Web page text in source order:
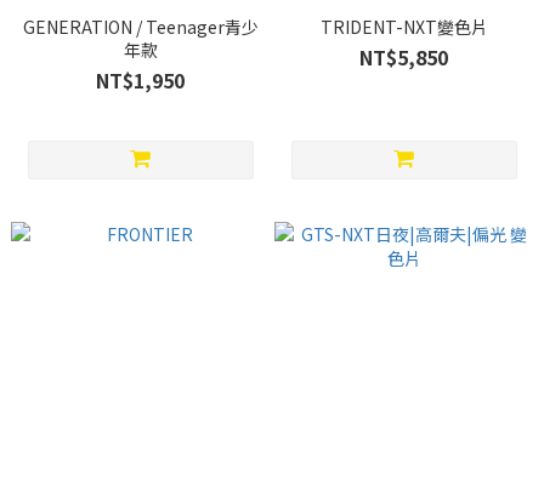
GENERATION / Teenager青少
年款
NT$1,950
TRIDENT-NXT變色片
NT$5,850